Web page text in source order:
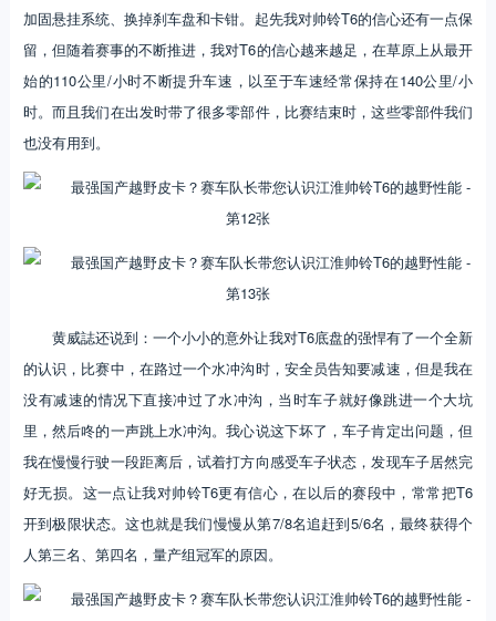
加固悬挂系统、换掉刹车盘和卡钳。起先我对帅铃T6的信心还有一点保
留，但随着赛事的不断推进，我对T6的信心越来越足，在草原上从最开
始的110公里/小时不断提升车速，以至于车速经常保持在140公里/小
时。而且我们在出发时带了很多零部件，比赛结束时，这些零部件我们
也没有用到。
黄威誌还说到：一个小小的意外让我对T6底盘的强悍有了一个全新
的认识，比赛中，在路过一个水冲沟时，安全员告知要减速，但是我在
没有减速的情况下直接冲过了水冲沟，当时车子就好像跳进一个大坑
里，然后咚的一声跳上水冲沟。我心说这下坏了，车子肯定出问题，但
我在慢慢行驶一段距离后，试着打方向感受车子状态，发现车子居然完
好无损。这一点让我对帅铃T6更有信心，在以后的赛段中，常常把T6
开到极限状态。这也就是我们慢慢从第7/8名追赶到5/6名，最终获得个
人第三名、第四名，量产组冠军的原因。